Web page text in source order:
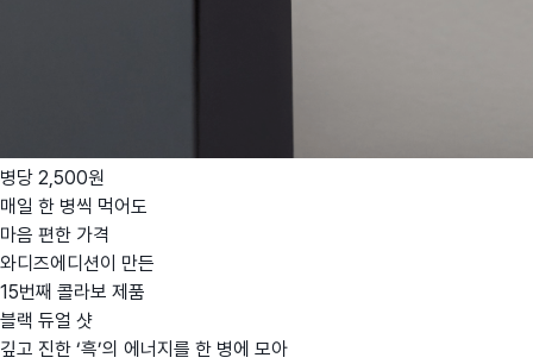
병당 2,500원
매일 한 병씩 먹어도
마음 편한 가격
와디즈에디션이 만든
15번째 콜라보 제품
블랙 듀얼 샷
깊고 진한 ‘흑’의 에너지를 한 병에 모아